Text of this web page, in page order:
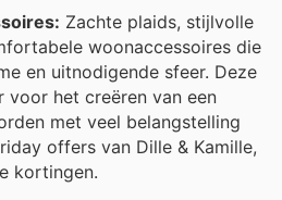
Zachte plaids, stijlvolle
woonaccessoires die
en uitnodigende sfeer. Deze
het creëren van een
met veel belangstelling
offers van Dille & Kamille,
kortingen.